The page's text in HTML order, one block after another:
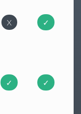
X ✓
✓ ✓